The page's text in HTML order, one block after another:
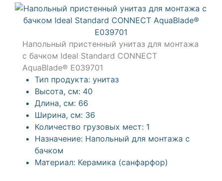
Напольный пристенный унитаз для монтажа
с бачком Ideal Standard CONNECT
AquaBlade® E039701
Тип продукта: унитаз
Высота, см: 40
Длина, см: 66
Ширина, см: 36
Количество грузовых мест: 1
Назначение: Напольный для монтажа с
бачком
Материал: Керамика (санфарфор)